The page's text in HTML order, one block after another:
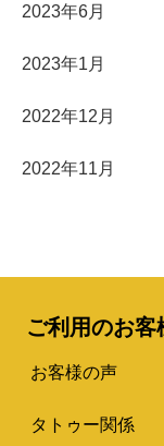
2023年6月
2023年1月
2022年12月
2022年11月
ご利用のお客
お客様の声
タトゥー関係